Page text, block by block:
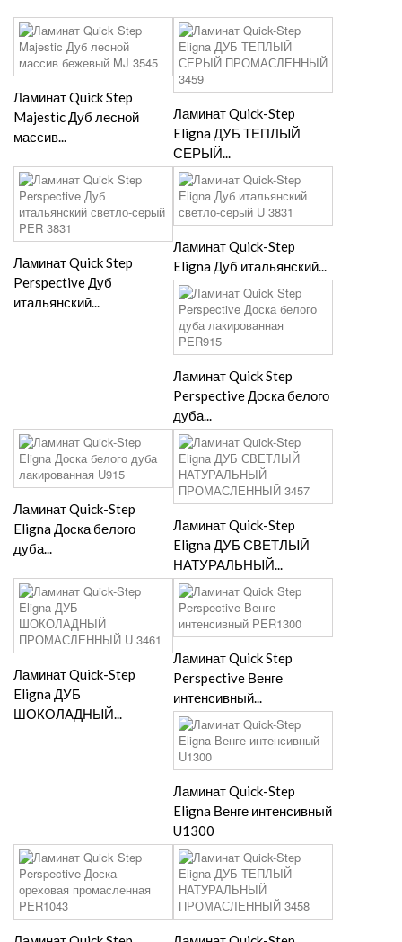
Ламинат Quick Step
Majestic Дуб лесной
массив...
Ламинат Quick-Step
Eligna ДУБ ТЕПЛЫЙ
СЕРЫЙ...
Ламинат Quick Step
Perspective Дуб
итальянский...
Ламинат Quick-Step
Eligna Дуб итальянский...
Ламинат Quick Step
Perspective Доска белого
дуба...
Ламинат Quick-Step
Eligna Доска белого
дуба...
Ламинат Quick-Step
Eligna ДУБ СВЕТЛЫЙ
НАТУРАЛЬНЫЙ...
Ламинат Quick-Step
Eligna ДУБ
ШОКОЛАДНЫЙ...
Ламинат Quick Step
Perspective Венге
интенсивный...
Ламинат Quick-Step
Eligna Венге интенсивный
U1300